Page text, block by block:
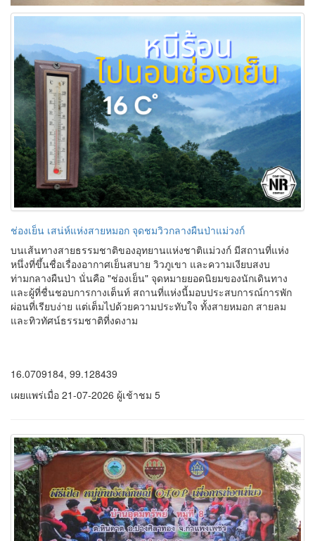
ช่องเย็น เสน่ห์แห่งสายหมอก จุดชมวิวกลางผืนป่าแม่วงก์
บนเส้นทางสายธรรมชาติของอุทยานแห่งชาติแม่วงก์ มีสถานที่แห่ง
หนึ่งที่ขึ้นชื่อเรื่องอากาศเย็นสบาย วิวภูเขา และความเงียบสงบ
ท่ามกลางผืนป่า นั่นคือ "ช่องเย็น" จุดหมายยอดนิยมของนักเดินทาง
และผู้ที่ชื่นชอบการกางเต็นท์ สถานที่แห่งนี้มอบประสบการณ์การพัก
16.0709184, 99.128439